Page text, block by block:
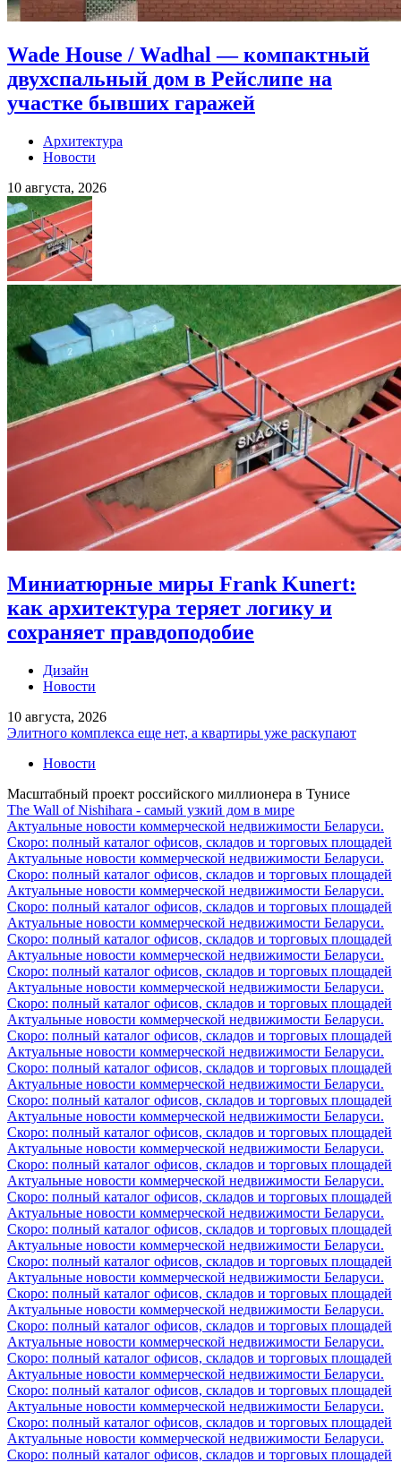
Wade House / Wadhal — компактный
двухспальный дом в Рейслипе на
участке бывших гаражей
Архитектура
Новости
10 августа, 2026
Миниатюрные миры Frank Kunert:
как архитектура теряет логику и
сохраняет правдоподобие
Дизайн
Новости
10 августа, 2026
Элитного комплекса еще нет, а квартиры уже раскупают
Новости
Масштабный проект российского миллионера в Тунисе
The Wall of Nishihara - самый узкий дом в мире
Актуальные новости коммерческой недвижимости Беларуси.
Скоро: полный каталог офисов, складов и торговых площадей
Актуальные новости коммерческой недвижимости Беларуси.
Скоро: полный каталог офисов, складов и торговых площадей
Актуальные новости коммерческой недвижимости Беларуси.
Скоро: полный каталог офисов, складов и торговых площадей
Актуальные новости коммерческой недвижимости Беларуси.
Скоро: полный каталог офисов, складов и торговых площадей
Актуальные новости коммерческой недвижимости Беларуси.
Скоро: полный каталог офисов, складов и торговых площадей
Актуальные новости коммерческой недвижимости Беларуси.
Скоро: полный каталог офисов, складов и торговых площадей
Актуальные новости коммерческой недвижимости Беларуси.
Скоро: полный каталог офисов, складов и торговых площадей
Актуальные новости коммерческой недвижимости Беларуси.
Скоро: полный каталог офисов, складов и торговых площадей
Актуальные новости коммерческой недвижимости Беларуси.
Скоро: полный каталог офисов, складов и торговых площадей
Актуальные новости коммерческой недвижимости Беларуси.
Скоро: полный каталог офисов, складов и торговых площадей
Актуальные новости коммерческой недвижимости Беларуси.
Скоро: полный каталог офисов, складов и торговых площадей
Актуальные новости коммерческой недвижимости Беларуси.
Скоро: полный каталог офисов, складов и торговых площадей
Актуальные новости коммерческой недвижимости Беларуси.
Скоро: полный каталог офисов, складов и торговых площадей
Актуальные новости коммерческой недвижимости Беларуси.
Скоро: полный каталог офисов, складов и торговых площадей
Актуальные новости коммерческой недвижимости Беларуси.
Скоро: полный каталог офисов, складов и торговых площадей
Актуальные новости коммерческой недвижимости Беларуси.
Скоро: полный каталог офисов, складов и торговых площадей
Актуальные новости коммерческой недвижимости Беларуси.
Скоро: полный каталог офисов, складов и торговых площадей
Актуальные новости коммерческой недвижимости Беларуси.
Скоро: полный каталог офисов, складов и торговых площадей
Актуальные новости коммерческой недвижимости Беларуси.
Скоро: полный каталог офисов, складов и торговых площадей
Актуальные новости коммерческой недвижимости Беларуси.
Скоро: полный каталог офисов, складов и торговых площадей